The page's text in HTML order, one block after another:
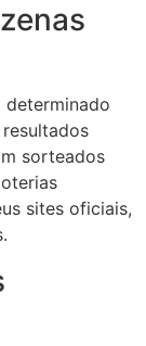
determinado
sorteados
sites oficiais,